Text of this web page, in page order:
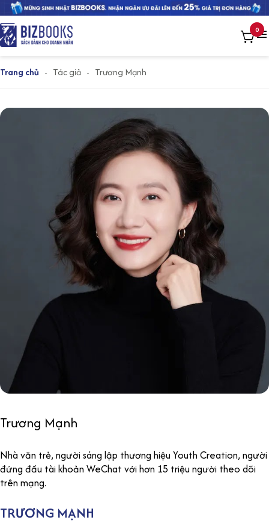
0
Trang chủ - Tác giả - Trương Mạnh
Trương Mạnh
Nhà văn trẻ, người sáng lập thương hiệu Youth Creation, người
đứng đầu tài khoản WeChat với hơn 15 triệu người theo dõi
trên mạng.
TRƯƠNG MẠNH